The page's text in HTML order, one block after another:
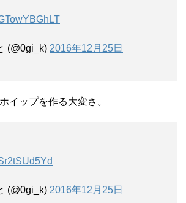
(@0gi_k) 2016年12月25日
イップを作る大変さ。
(@0gi_k) 2016年12月25日